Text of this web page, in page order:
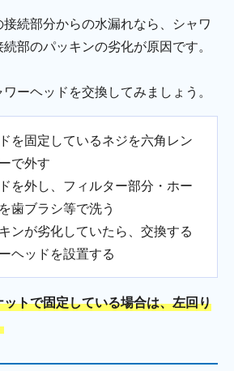
続部分からの水漏れなら、シャワ
部のパッキンの劣化が原因です。
ーヘッドを交換してみましょう。
を固定しているネジを六角レン
で外す
を外し、フィルター部分・ホー
歯ブラシ等で洗う
ンが劣化していたら、交換する
ヘッドを設置する
トで固定している場合は、左回り